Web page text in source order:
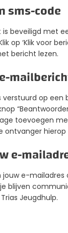
sms-code
beveiligd met
op ‘Klik voor
bericht lezen.
op
toevoegen
ontvanger
e-
jouw e-
blijven
Jeugdhulp.